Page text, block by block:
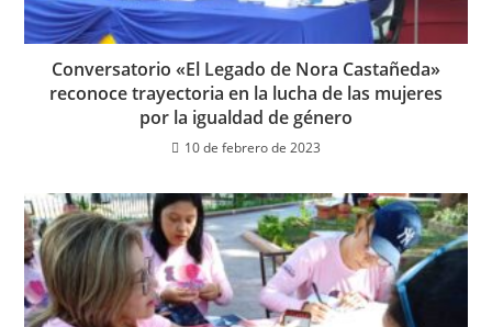
Conversatorio «El Legado de Nora Castañeda»
reconoce trayectoria en la lucha de las mujeres
por la igualdad de género
10 de febrero de 2023